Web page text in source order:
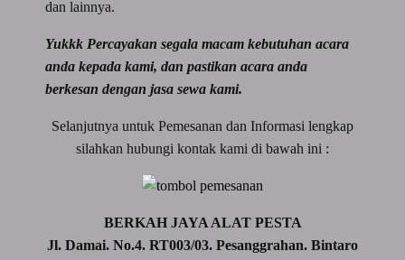
dan lainnya.
Yukkk Percayakan segala macam kebutuhan acara
anda kepada kami, dan pastikan acara anda
berkesan dengan jasa sewa kami.
Selanjutnya untuk Pemesanan dan Informasi lengkap
silahkan hubungi kontak kami di bawah ini :
BERKAH JAYA ALAT PESTA
Jl. Damai. No.4. RT003/03. Pesanggrahan. Bintaro